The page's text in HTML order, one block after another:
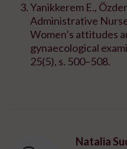
Yanikkerem E.,
Administrative
Women’s attitudes
gynaecological
25(5), s. 500–508.
Natalia